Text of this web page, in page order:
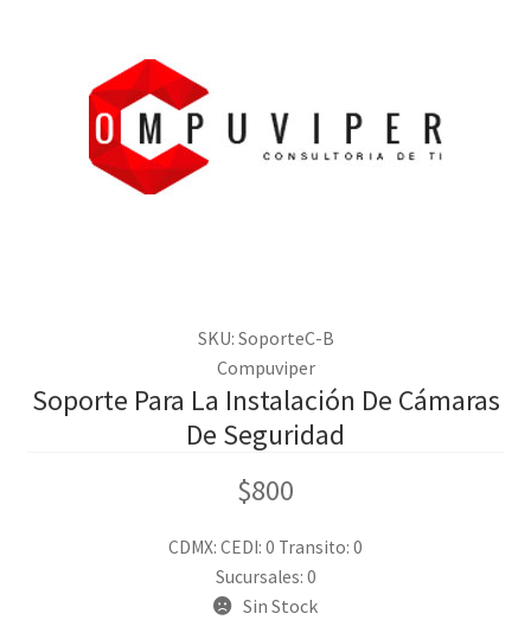
SKU: SoporteC-B
Compuviper
Soporte Para La Instalación De Cámaras
De Seguridad
$800
CDMX: CEDI: 0 Transito: 0
Sucursales: 0
Sin Stock